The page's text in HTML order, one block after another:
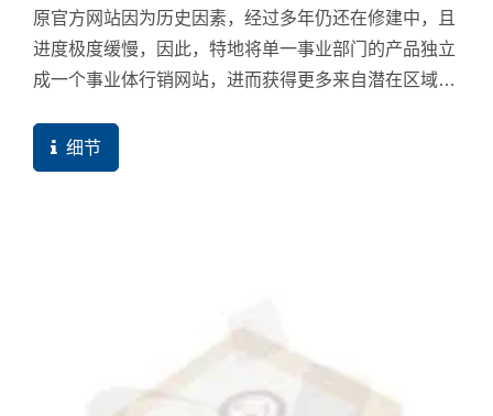
原官方网站因为历史因素，经过多年仍还在修建中，且
进度极度缓慢，因此，特地将单一事业部门的产品独立
成一个事业体行销网站，进而获得更多来自潜在区域的
细节